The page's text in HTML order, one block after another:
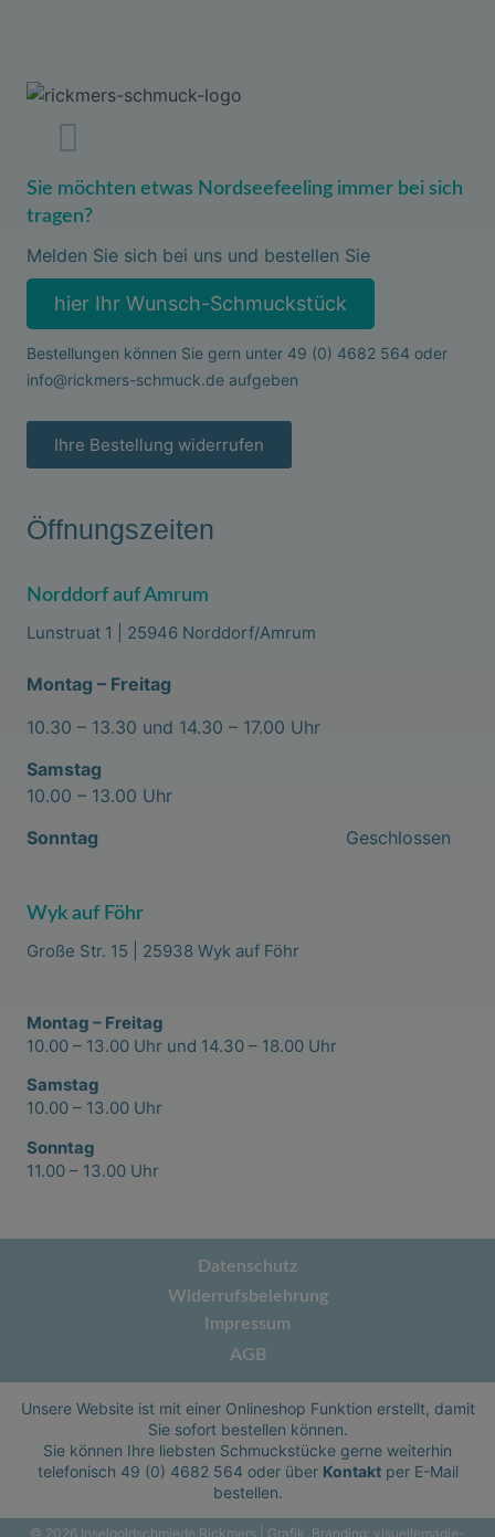
Sie möchten etwas Nordseefeeling immer bei sich
tragen?
Melden Sie sich bei uns und bestellen Sie
hier Ihr Wunsch-Schmuckstück
Bestellungen können Sie gern unter 49 (0) 4682 564 oder
info@rickmers-schmuck.deaufgeben
Ihre Bestellung widerrufen
Öffnungszeiten
Norddorf auf Amrum
Lunstruat 1 | 25946 Norddorf/Amrum
Montag – Freitag
10.30 – 13.30 und 14.30 – 17.00 Uhr
Samstag
10.00 – 13.00 Uhr
Sonntag Geschlossen
Wyk auf Föhr
Große Str. 15 | 25938 Wyk auf Föhr
Montag – Freitag
10.00 – 13.00 Uhr und 14.30 – 18.00 Uhr
Samstag
10.00 – 13.00 Uhr
Sonntag
11.00 – 13.00 Uhr
Datenschutz
Widerrufsbelehrung
Impressum
AGB
Unsere Website ist mit einer Onlineshop Funktion erstellt, damit
Sie sofort bestellen können.
Sie können Ihre liebsten Schmuckstücke gerne weiterhin
telefonisch 49 (0) 4682 564 oder über Kontaktper E-Mail
bestellen.
© 2026 Inselgoldschmiede Rickmers | Grafik, Branding: visuellemagie-